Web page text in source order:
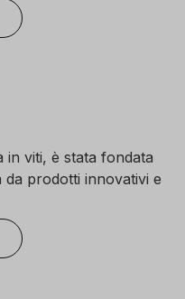
in viti, è stata fondata
da prodotti innovativi e